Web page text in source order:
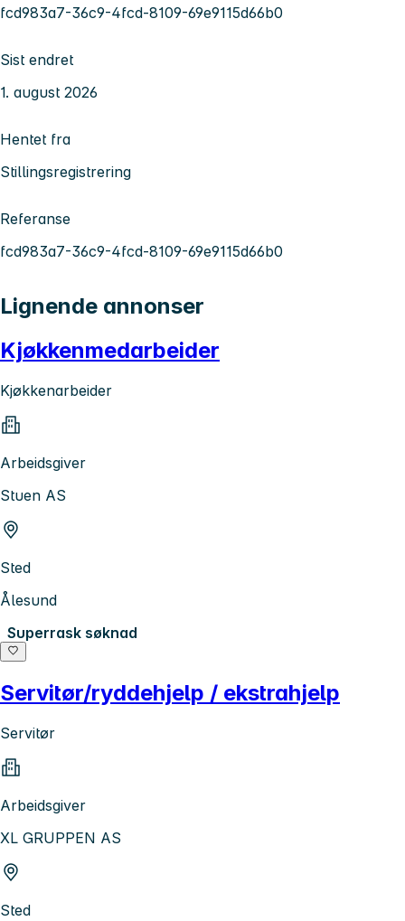
fcd983a7-36c9-4fcd-8109-69e9115d66b0
Sist endret
1. august 2026
Hentet fra
Stillingsregistrering
Referanse
fcd983a7-36c9-4fcd-8109-69e9115d66b0
Lignende annonser
Kjøkkenmedarbeider
Kjøkkenarbeider
Arbeidsgiver
Stuen AS
Sted
Ålesund
Superrask søknad
Servitør/ryddehjelp / ekstrahjelp
Servitør
Arbeidsgiver
XL GRUPPEN AS
Sted